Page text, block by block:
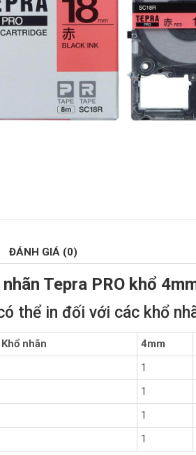
ĐÁNH GIÁ (0)
nhãn Tepra PRO khổ
thể in đối với các khổ
nhãn 4mm
1
1
1
1